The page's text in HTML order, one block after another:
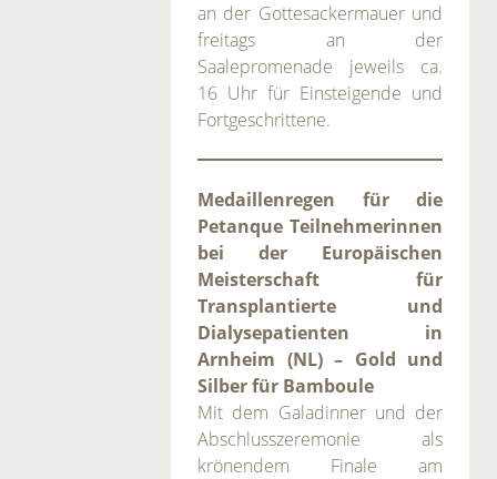
an der Gottesackermauer und
freitags an der
Saalepromenade jeweils ca.
16 Uhr für Einsteigende und
Fortgeschrittene.
Medaillenregen für die
Petanque Teilnehmerinnen
bei der Europäischen
Meisterschaft für
Transplantierte und
Dialysepatienten in
Arnheim (NL) – Gold und
Silber für Bamboule
Mit dem Galadinner und der
Abschlusszeremonie als
krönendem Finale am